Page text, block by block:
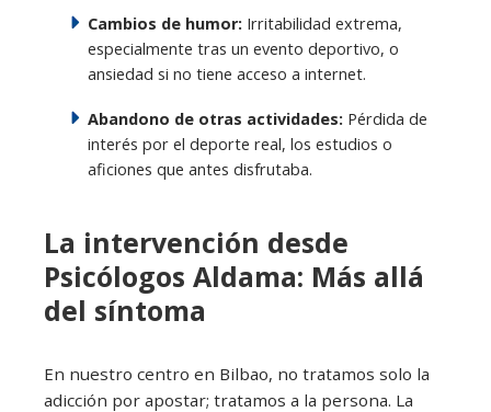
Cambios de humor: Irritabilidad extrema,
especialmente tras un evento deportivo, o
ansiedad si no tiene acceso a internet.
Abandono de otras actividades: Pérdida de
interés por el deporte real, los estudios o
aficiones que antes disfrutaba.
La intervención desde
Psicólogos Aldama: Más allá
del síntoma
En nuestro centro en Bilbao, no tratamos solo la
adicción por apostar; tratamos a la persona. La